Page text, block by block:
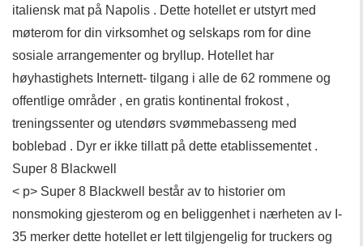
italiensk mat på Napolis . Dette hotellet er utstyrt med
møterom for din virksomhet og selskaps rom for dine
sosiale arrangementer og bryllup. Hotellet har
høyhastighets Internett- tilgang i alle de 62 rommene og
offentlige områder , en gratis kontinental frokost ,
treningssenter og utendørs svømmebasseng med
boblebad . Dyr er ikke tillatt på dette etablissementet .
Super 8 Blackwell
< p> Super 8 Blackwell består av to historier om
nonsmoking gjesterom og en beliggenhet i nærheten av I-
35 merker dette hotellet er lett tilgjengelig for truckers og